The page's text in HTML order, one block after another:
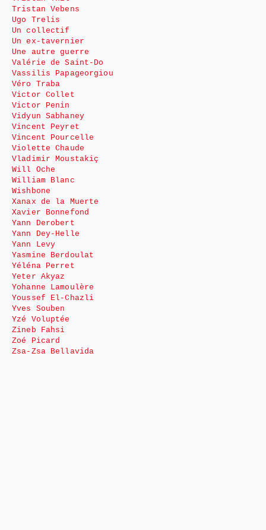
Tristan Vebens
Ugo Trelis
Un collectif
Un ex-tavernier
Une autre guerre
Valérie de Saint-Do
Vassilis Papageorgiou
Véro Traba
Victor Collet
Victor Penin
Vidyun Sabhaney
Vincent Peyret
Vincent Pourcelle
Violette Chaude
Vladimir Moustakiç
Will Oche
William Blanc
Wishbone
Xanax de la Muerte
Xavier Bonnefond
Yann Derobert
Yann Dey-Helle
Yann Levy
Yasmine Berdoulat
Yéléna Perret
Yeter Akyaz
Yohanne Lamoulère
Youssef El-Chazli
Yves Souben
Yzé Voluptée
Zineb Fahsi
Zoé Picard
Zsa-Zsa Bellavida